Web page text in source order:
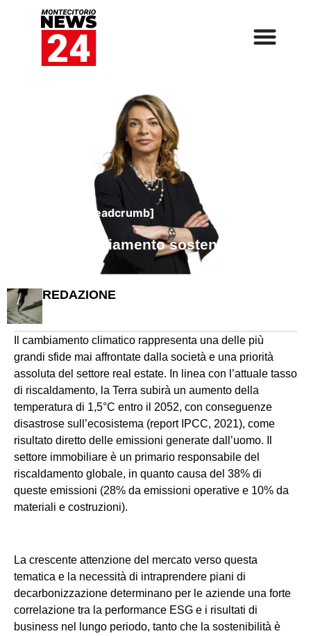
[rank_math_breadcrumb]
JLL e il cambiamento sostenibile.
REDAZIONE
Il cambiamento climatico rappresenta una delle più
grandi sfide mai affrontate dalla società e una priorità
assoluta del settore real estate. In linea con l’attuale tasso
di riscaldamento, la Terra subirà un aumento della
temperatura di 1,5°C entro il 2052, con conseguenze
disastrose sull’ecosistema (report IPCC, 2021), come
risultato diretto delle emissioni generate dall’uomo. Il
settore immobiliare è un primario responsabile del
riscaldamento globale, in quanto causa del 38% di
queste emissioni (28% da emissioni operative e 10% da
materiali e costruzioni).
La crescente attenzione del mercato verso questa
tematica e la necessità di intraprendere piani di
decarbonizzazione determinano per le aziende una forte
correlazione tra la performance ESG e i risultati di
business nel lungo periodo, tanto che la sostenibilità è